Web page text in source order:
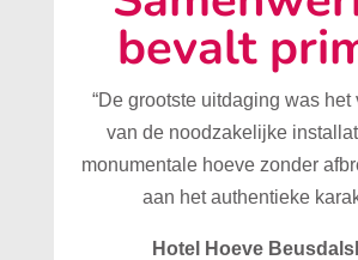
bevalt
“De grootste uitdaging was het
van de noodzakelijke
monumentale hoeve zonder
aan het authentieke
Hotel Hoeve